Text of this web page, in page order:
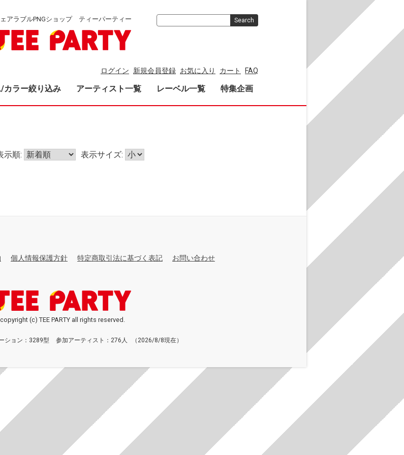
アラブルPNGショップ ティーパーティー
ログイン 新規会員登録 お気に入り カート FAQ
カラー絞り込み アーティスト一覧 レーベル一覧 特集企画
Search
示順: 表示サイズ:
個人情報保護方針 特定商取引法に基づく表記 お問い合わせ
copyright (c) TEE PARTY all rights reserved.
ション：3289型 参加アーティスト：276人 （2026/8/8現在）